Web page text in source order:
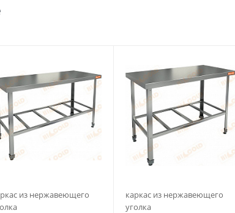
из нержавеющего
каркас из нержавеющего
уголка